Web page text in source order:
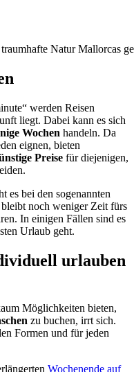
Natur Mallorcas
werden Reisen
liegt. Dabei kann es sich
Wochen handeln. Da
eignen, bieten
Preise für diejenigen,
es bei den sogenannten
noch weniger Zeit fürs
In einigen Fällen sind es
Urlaub geht.
urlauben
Möglichkeiten bieten,
zu buchen, irrt sich.
Formen und für jeden
Wochenende auf